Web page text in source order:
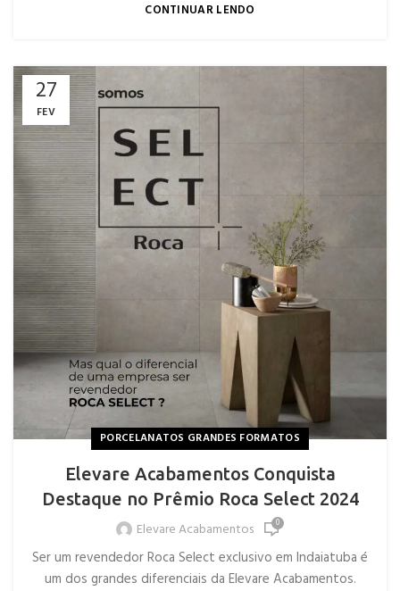
CONTINUAR LENDO
27
FEV
PORCELANATOS GRANDES FORMATOS
Elevare Acabamentos Conquista
Destaque no Prêmio Roca Select 2024
Elevare Acabamentos
0
Ser um revendedor Roca Select exclusivo em Indaiatuba é
um dos grandes diferenciais da Elevare Acabamentos.